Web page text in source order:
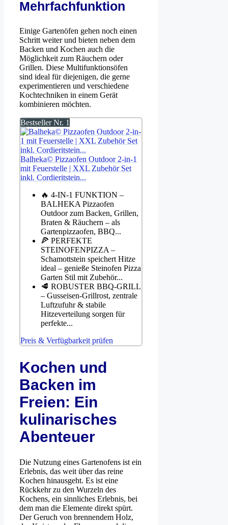
Mehrfachfunktion
Einige Gartenöfen gehen noch einen
Schritt weiter und bieten neben dem
Backen und Kochen auch die
Möglichkeit zum Räuchern oder
Grillen. Diese Multifunktionsöfen
sind ideal für diejenigen, die gerne
experimentieren und verschiedene
Kochtechniken in einem Gerät
kombinieren möchten.
Bestseller Nr. 1
Balheka© Pizzaofen Outdoor 2-in-1
mit Feuerstelle | XXL Zubehör Set
inkl. Cordieritstein...
🔥 4-IN-1 FUNKTION –
BALHEKA Pizzaofen
Outdoor zum Backen, Grillen,
Braten & Räuchern – als
Gartenpizzaofen, BBQ...
🍕 PERFEKTE
STEINOFENPIZZA –
Schamottstein speichert Hitze
ideal – genieße Steinofen Pizza
Garten Stil mit Zubehör...
🥩 ROBUSTER BBQ-GRILL
– Gusseisen-Grillrost, zentrale
Luftzufuhr & stabile
Hitzeverteilung sorgen für
perfekte...
Preis & Verfügbarkeit prüfen
Kochen und
Backen im
Freien: Ein
kulinarisches
Abenteuer
Die Nutzung eines Gartenofens ist ein
Erlebnis, das weit über das reine
Kochen hinausgeht. Es ist eine
Rückkehr zu den Wurzeln des
Kochens, ein sinnliches Erlebnis, bei
dem man die Elemente direkt spürt.
Der Geruch von brennendem Holz,